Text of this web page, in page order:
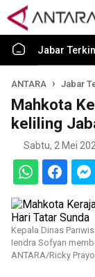
Jabar
ANTARA Jabar
Mahkota
keliling
Sabtu, 2 Mei
Kepala Dinas
Iendra Sofyan
ANTARA/Ricky